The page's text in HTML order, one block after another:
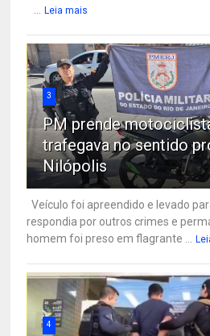
Leia mais
3
PM prende
trafegava no sentido
Nilópolis
Veículo foi apreendido e levado
respondia por outros crimes e
homem foi preso em flagrante ...
4